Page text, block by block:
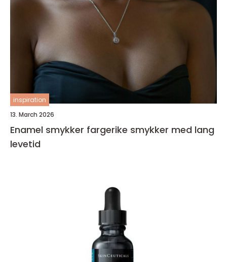
inspiration
13. March 2026
Enamel smykker fargerike smykker med lang
levetid